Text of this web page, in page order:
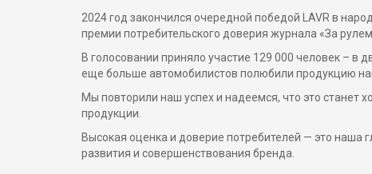
2024 год закончился очередной победой LAVR в
премии потребительского доверия журнала «За
В голосовании приняло участие 129 000 человек –
еще больше автомобилистов полюбили продукцию
Мы повторили наш успех и надеемся, что это
продукции.
Высокая оценка и доверие потребителей — это
развития и совершенствования бренда.